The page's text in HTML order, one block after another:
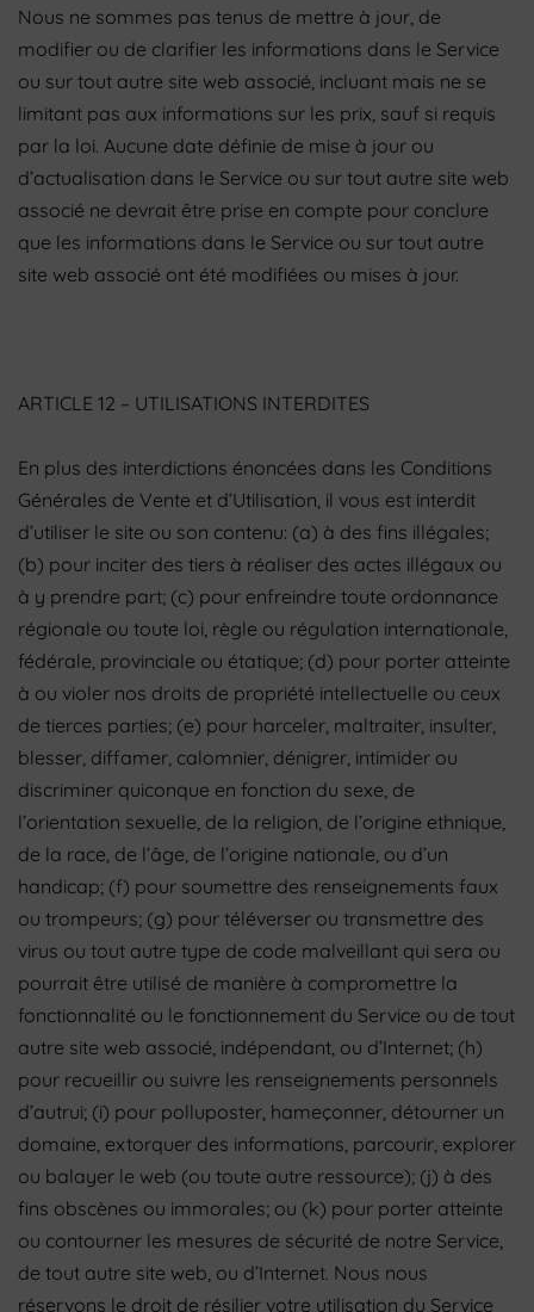
Nous ne sommes pas tenus de mettre à jour, de
modifier ou de clarifier les informations dans le Service
ou sur tout autre site web associé, incluant mais ne se
limitant pas aux informations sur les prix, sauf si requis
par la loi. Aucune date définie de mise à jour ou
d’actualisation dans le Service ou sur tout autre site web
associé ne devrait être prise en compte pour conclure
que les informations dans le Service ou sur tout autre
site web associé ont été modifiées ou mises à jour.
ARTICLE 12 – UTILISATIONS INTERDITES
En plus des interdictions énoncées dans les Conditions
Générales de Vente et d’Utilisation, il vous est interdit
d’utiliser le site ou son contenu: (a) à des fins illégales;
(b) pour inciter des tiers à réaliser des actes illégaux ou
à y prendre part; (c) pour enfreindre toute ordonnance
régionale ou toute loi, règle ou régulation internationale,
fédérale, provinciale ou étatique; (d) pour porter atteinte
à ou violer nos droits de propriété intellectuelle ou ceux
de tierces parties; (e) pour harceler, maltraiter, insulter,
blesser, diffamer, calomnier, dénigrer, intimider ou
discriminer quiconque en fonction du sexe, de
l’orientation sexuelle, de la religion, de l’origine ethnique,
de la race, de l’âge, de l’origine nationale, ou d’un
handicap; (f) pour soumettre des renseignements faux
ou trompeurs; (g) pour téléverser ou transmettre des
virus ou tout autre type de code malveillant qui sera ou
pourrait être utilisé de manière à compromettre la
fonctionnalité ou le fonctionnement du Service ou de tout
autre site web associé, indépendant, ou d’Internet; (h)
pour recueillir ou suivre les renseignements personnels
d’autrui; (i) pour polluposter, hameçonner, détourner un
domaine, extorquer des informations, parcourir, explorer
ou balayer le web (ou toute autre ressource); (j) à des
fins obscènes ou immorales; ou (k) pour porter atteinte
ou contourner les mesures de sécurité de notre Service,
de tout autre site web, ou d’Internet. Nous nous
réservons le droit de résilier votre utilisation du Service